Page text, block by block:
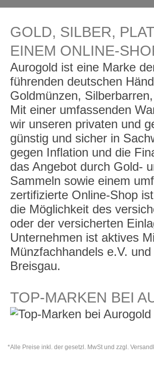
GOLD, SILBER,
EINEM ONLINE-
Aurogold ist eine Marke
führenden deutschen
Goldmünzen,
Mit einer umfassenden
wir unseren privaten und
günstig und sicher in
gegen Inflation und die
das Angebot durch Gold-
Sammeln sowie einem
zertifizierte Online-Shop
die Möglichkeit des
oder der versicherten
Unternehmen ist aktives
Münzfachhandels e.V.
Breisgau.
TOP-MARKEN BEI
*Alle Preise inkl. der gesetzl. MwSt und zzgl.